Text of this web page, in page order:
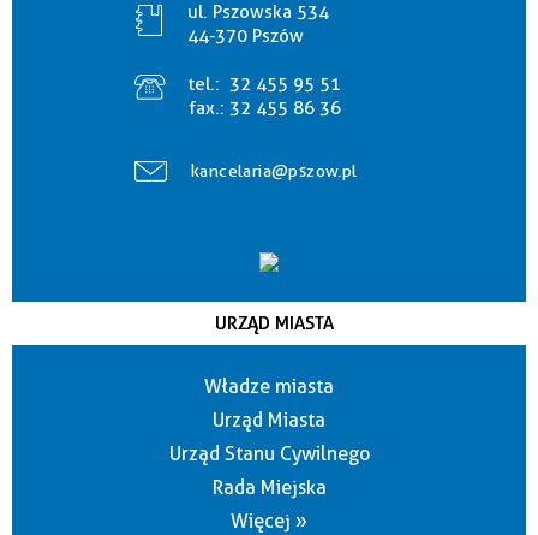
ul. Pszowska 534
44-370 Pszów
tel.: 32 455 95 51
fax.: 32 455 86 36
kancelaria@pszow.pl
URZĄD MIASTA
Władze miasta
Urząd Miasta
Urząd Stanu Cywilnego
Rada Miejska
Więcej »